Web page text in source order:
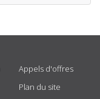
Appels d'offres
Plan du site